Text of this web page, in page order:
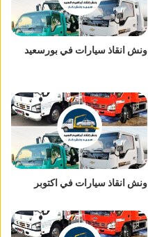
ونش انقاذ سيارات في بورسعيد
ونش انقاذ سيارات في اكتوبر